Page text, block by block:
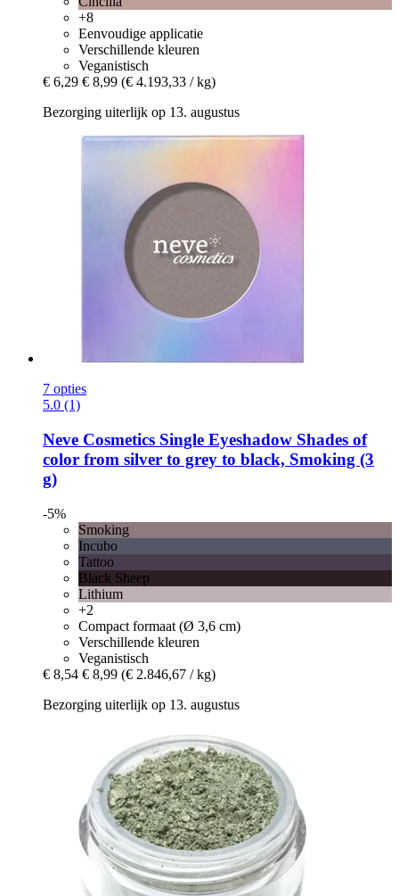
+8
Eenvoudige applicatie
Verschillende kleuren
Veganistisch
€ 6,29 € 8,99 (€ 4.193,33 / kg)
Bezorging uiterlijk op 13. augustus
7 opties
5.0 (1)
Neve Cosmetics Single Eyeshadow Shades of
color from silver to grey to black, Smoking (3
g)
-5%
Smoking
Incubo
Tattoo
Black Sheep
Lithium
+2
Compact formaat (Ø 3,6 cm)
Verschillende kleuren
Veganistisch
€ 8,54 € 8,99 (€ 2.846,67 / kg)
Bezorging uiterlijk op 13. augustus